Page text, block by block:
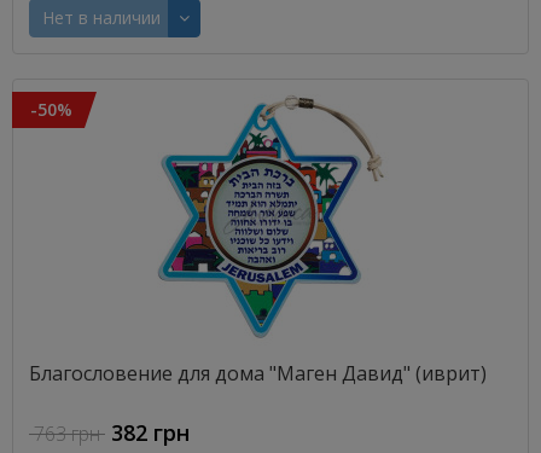
Нет в наличии
-50%
Благословение для дома "Маген Давид" (иврит)
763 грн 382 грн